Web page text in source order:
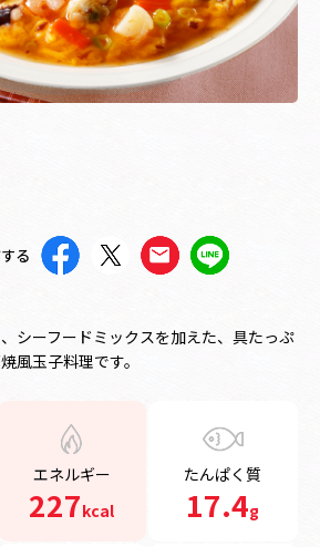
る
シーフードミックスを加えた、具たっぷ
風玉子料理です。
エネルギー
227kcal
たんぱく質
17.4g